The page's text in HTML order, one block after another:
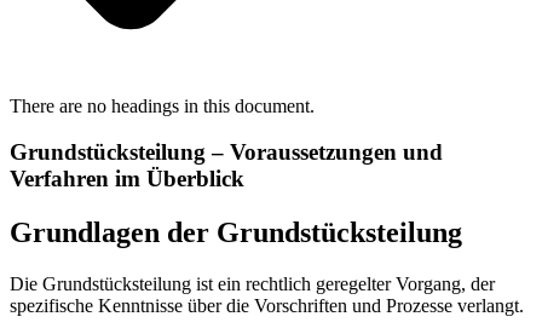
There are no headings in this document.
Grundstücksteilung – Voraussetzungen und
Verfahren im Überblick
Grundlagen der Grundstücksteilung
Die Grundstücksteilung ist ein rechtlich geregelter Vorgang, der
spezifische Kenntnisse über die Vorschriften und Prozesse verlangt.